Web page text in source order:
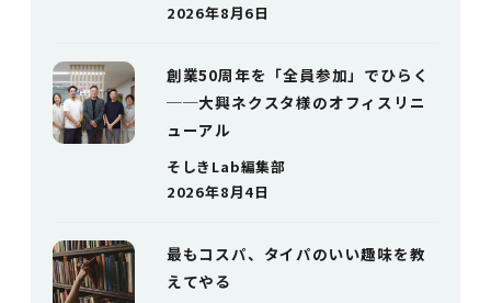
2026年8月6日
創業50周年を「全員参加」でひらく
──大興ネクスタ様のオフィスリニ
ューアル
そしきLab編集部
2026年8月4日
最もコスパ、タイパのいい趣味を教
えてやる